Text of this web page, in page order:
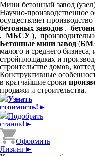
Мини бетонный завод
Научно-производственное
осуществляет
бетонных заводов ,
, МБСУ ),
Бетонные мини завод
малого и среднего бизнеса,
стройплощадках и
строительстве домов,
Конструктивные
в кратчайшие сроки
продажи и строительства.
Узнать
стоимость!►
Подобрать
станок!►
Оформить
Лизинг►